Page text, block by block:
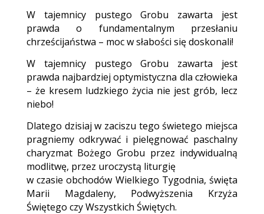
W tajemnicy pustego Grobu zawarta jest
prawda o fundamentalnym przesłaniu
chrześcijaństwa – moc w słabości się doskonali!
W tajemnicy pustego Grobu zawarta jest
prawda najbardziej optymistyczna dla człowieka
– że kresem ludzkiego życia nie jest grób, lecz
niebo!
Dlatego dzisiaj w zaciszu tego świetego miejsca
pragniemy odkrywać i pielęgnować paschalny
charyzmat Bożego Grobu przez indywidualną
modlitwę, przez uroczystą liturgię
w czasie obchodów Wielkiego Tygodnia, święta
Marii Magdaleny, Podwyższenia Krzyża
Świętego czy Wszystkich Świętych.